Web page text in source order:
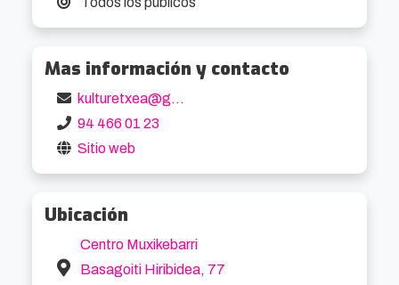
Mas información y contacto
kulturetxea@getxo.eus
94 466 01 23
Sitio web
Ubicación
Centro Muxikebarri
Basagoiti Hiribidea, 77